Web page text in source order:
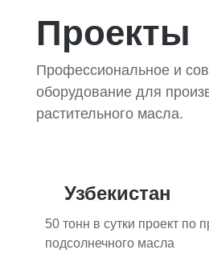
Проекты
Профессиональное и
оборудование для
растительного масла.
Узбекистан
50 тонн в сутки проект по
подсолнечного масла